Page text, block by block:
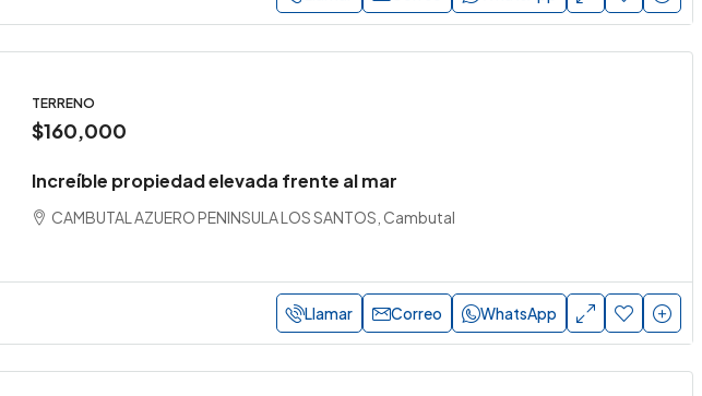
TERRENO
$160,000
Increíble propiedad elevada frente al mar
CAMBUTAL AZUERO PENINSULA LOS SANTOS, Cambutal
Llamar Correo WhatsApp